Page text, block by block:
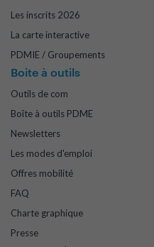
Les inscrits 2026
La carte interactive
PDMIE / Groupements
Boite à outils
Outils de com
Boîte à outils PDME
Newsletters
Les modes d'emploi
Offres mobilité
FAQ
Charte graphique
Presse